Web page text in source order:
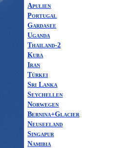
Apulien
Portugal
Gardasee
Uganda
Thailand-2
Kuba
Iran
Türkei
Sri Lanka
Seychellen
Norwegen
Bernina+Glacier
Neuseeland
Singapur
Namibia